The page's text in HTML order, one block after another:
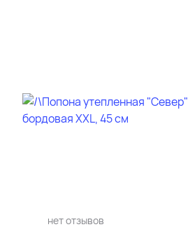
нет отзывов